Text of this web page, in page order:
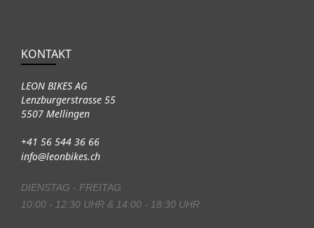
KONTAKT
LEON BIKES AG
Lenzburgerstrasse 55
5507 Mellingen
+41 56 544 36 66
info@leonbikes.ch
DIENSTAG - FREITAG
10:00 - 12:30 UHR & 14:00 - 18:30 UHR